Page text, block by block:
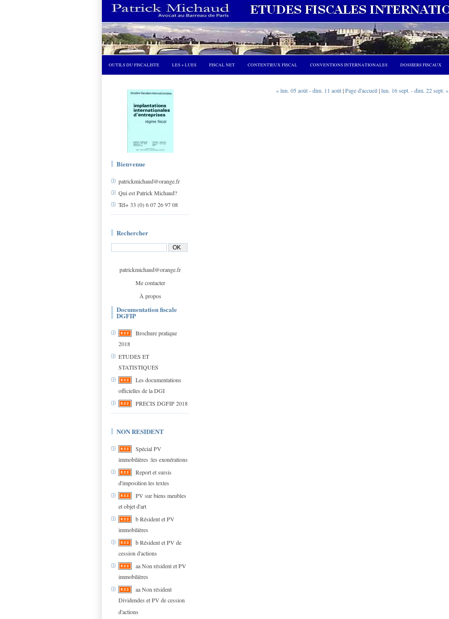
OUTILS DU FISCALISTE LES + LUES FISCAL NET CONTENTIEUX FISCAL CONVENTIONS INTERNATIONALES DOSSIERS FISCAUX
Bienvenue
patrickmichaud@orange.fr
Qui est Patrick Michaud?
Tél+ 33 (0) 6 07 26 97 08
Rechercher
patrickmichaud@orange.fr
Me contacter
À propos
Documentation fiscale
DGFIP
Brochure pratique
2018
ETUDES ET
STATISTIQUES
Les documentations
officielles de la DGI
PRECIS DGFIP 2018
NON RESIDENT
Spécial PV
immobilières :les exonérations
Report et sursis
d'imposition les textes
PV sur biens meubles
et objet d'art
b Résident et PV
immobilières
b Résident et PV de
cession d'actions
aa Non résident et PV
immobilières
aa Non résident
Dividendes et PV de cession
d'actions
« lun. 05 août - dim. 11 août|Page d'accueil|lun. 16 sept. - dim. 22 sept. »